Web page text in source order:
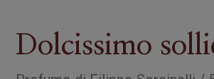
Dolcissimo